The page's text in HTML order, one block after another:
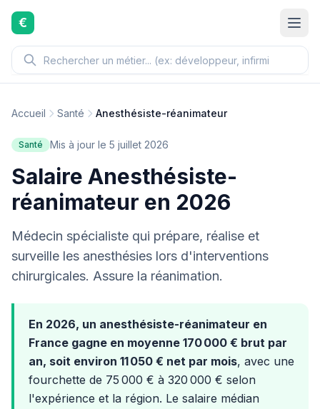
Aller au contenu principal
€
Accueil Santé Anesthésiste-réanimateur
Santé Mis à jour le 5 juillet 2026
Salaire Anesthésiste-
réanimateur en 2026
Médecin spécialiste qui prépare, réalise et
surveille les anesthésies lors d'interventions
chirurgicales. Assure la réanimation.
En 2026, un anesthésiste-réanimateur en
France gagne en moyenne 170 000 € brut par
an, soit environ 11 050 € net par mois, avec une
fourchette de 75 000 € à 320 000 € selon
l'expérience et la région. Le salaire médian